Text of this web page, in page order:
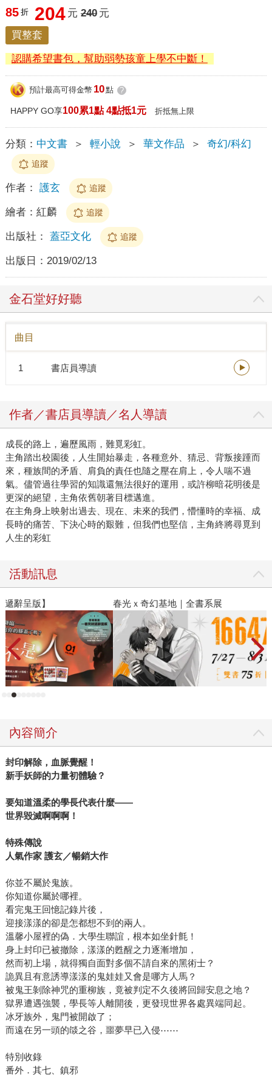
85 折 204 元 240 元
買整套
認購希望書包，幫助弱勢孩童上學不中斷！
預計最高可得金幣 10點 ?
HAPPY GO享100累1點 4點抵1元 折抵無上限
分類： 中文書 ＞ 輕小說 ＞ 華文作品 ＞ 奇幻/科幻
追蹤
作者： 護玄 追蹤
繪者： 紅麟 追蹤
出版社： 蓋亞文化 追蹤
出版日： 2019/02/13
金石堂好好聽
曲目
1 書店員導讀
作者／書店員導讀／名人導讀
成長的路上，遍歷風雨，難覓彩虹。
主角踏出校園後，人生開始暴走，各種意外、猜忌、背叛接踵而
來，種族間的矛盾、肩負的責任也隨之壓在肩上，令人喘不過
氣。儘管過往學習的知識還無法很好的運用，或許柳暗花明後是
更深的絕望，主角依舊朝著目標邁進。
在主角身上映射出過去、現在、未來的我們，懵懂時的幸福、成
長時的痛苦、下決心時的艱難，但我們也堅信，主角終將尋覓到
人生的彩虹
活動訊息
春光ｘ奇幻基地｜全書系展
內容簡介
封印解除，血脈覺醒！
新手妖師的力量初體驗？
要知道溫柔的學長代表什麼——
世界毀滅啊啊啊！
特殊傳說
人氣作家 護玄／暢銷大作
你並不屬於鬼族。
你知道你屬於哪裡。
看完鬼王回憶記錄片後，
迎接漾漾的卻是怎都想不到的兩人。
溫馨小屋裡的偽．大學生聯誼，根本如坐針氈！
身上封印已被撤除，漾漾的甦醒之力逐漸增加，
然而初上場，就得獨自面對多個不請自來的黑術士？
詭異且有意誘導漾漾的鬼娃娃又會是哪方人馬？
被鬼王剝除神咒的重柳族，竟被判定不久後將回歸安息之地？
獄界遭遇強襲，學長等人離開後，更發現世界各處異端同起。
冰牙族外，鬼門被開啟了；
而遠在另一頭的燄之谷，噩夢早已入侵⋯⋯
特別收錄
番外．其七、鎮邪